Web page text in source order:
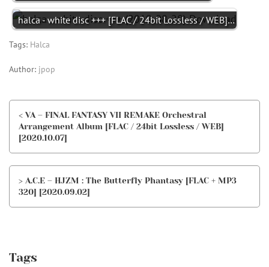
halca - white disc +++ [FLAC / 24bit Lossless / WEB]…
Tags: Halca
Author: jpop
< VA – FINAL FANTASY VII REMAKE Orchestral
Arrangement Album [FLAC / 24bit Lossless / WEB]
[2020.10.07]
> A.C.E – HJZM : The Butterfly Phantasy [FLAC + MP3
320] [2020.09.02]
Tags